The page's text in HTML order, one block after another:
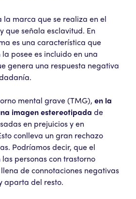
la marca que se realiza en el
que señala esclavitud. En
es una característica que
posee es incluido en una
genera una respuesta negativa
mental grave (TMG), en la
imagen estereotipada de
en prejuicios y en
conlleva un gran rechazo
Podríamos decir, que el
personas con trastorno
de connotaciones negativas
aparta del resto.